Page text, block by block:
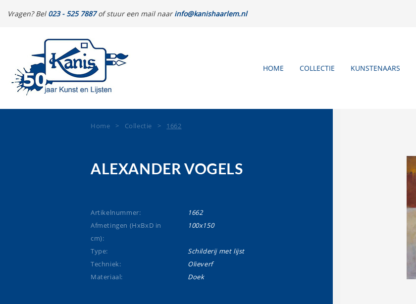
Vragen? Bel 023 - 525 7887of stuur een mail naarinfo@kanishaarlem.nl
HOME COLLECTIE KUNSTENAARS
Home > Collectie > 1662
ALEXANDER VOGELS
Artikelnummer:
1662
Afmetingen (HxBxD in
cm):
100x150
Type:
Schilderij met lijst
Techniek:
Olieverf
Materiaal:
Doek